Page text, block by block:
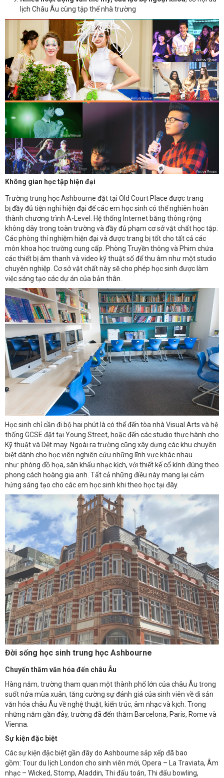
lịch Châu Âu cùng tập thể nhà trường
Không gian học tập hiện đại
Trường trung học Ashbourne đặt tại Old Court Place được trang
bị đầy đủ tiện nghi hiện đại để các em học sinh có thể nghiên hoàn
thành chương trình A-Level. Hệ thống Internet băng thông rộng
không dây trong toàn trường và đầy đủ phạm cơ sở vật chất học tập.
Các phòng thí nghiệm hiện đại và được trang bị tốt cho tất cả các
môn khoa học trường cung cấp. Phòng Truyền thông và Phim chứa
các thiết bị âm thanh và video kỹ thuật số để thu âm như một studio
chuyên nghiệp. Cơ sở vật chất này sẽ cho phép học sinh được làm
việc sáng tạo các dự án của bản thân.
Học sinh chỉ cần đi bộ hai phút là có thể đến tòa nhà Visual Arts và hệ
thống GCSE đặt tại Young Street, hoặc đến các studio thực hành cho
Kỹ thuật và Dệt may. Ngoài ra trường cũng xây dựng các khu chuyên
biệt dành cho học viên nghiên cứu những lĩnh vực khác nhau
như: phòng đồ họa, sân khấu nhạc kịch, với thiết kế cổ kính đúng theo
phong cách hoàng gia anh. Tất cả những điều này mang lại cảm
hứng sáng tạo cho các em học sinh khi theo học tại đây.
Đời sống học sinh trung học Ashbourne
Chuyến thăm văn hóa đến châu Âu
Hàng năm, trường tham quan một thành phố lớn của châu Âu trong
suốt nửa mùa xuân, tăng cường sự đánh giá của sinh viên về di sản
văn hóa châu Âu về nghệ thuật, kiến ​​trúc, âm nhạc và kịch. Trong
những năm gần đây, trường đã đến thăm Barcelona, ​​Paris, Rome và
Vienna.
Sự kiện đặc biệt
Các sự kiện đặc biệt gần đây do Ashbourne sắp xếp đã bao
gồm: Tour du lịch London cho sinh viên mới, Opera – La Traviata, Âm
nhạc – Wicked, Stomp, Aladdin, Thi đấu toán, Thi đấu bowling,